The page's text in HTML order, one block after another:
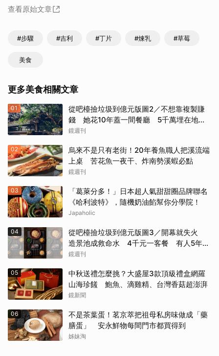
查看原始文章
#步驟 #吉利 #丁片 #煉乳 #草莓
美食
更多美食相關文章
01
從吧檯撿垃圾到億元版圖2／不想靠複製賺
錢 她花10年蓋一間餐廳 5千萬埋在地下
瀕臨破產
鏡週刊
02
烏來不是只有老街！20年養魚職人把溪流端
上桌 苦花魚一夜干、炸南勢溪蝦必點
鏡週刊
03
「葛萊分多！」日本超人氣甜甜圈品牌聯名
《哈利波特》，隨機奶油餡幫你分學院！
Japaholic
04
從吧檯撿垃圾到億元版圖3／開幕就失火
造景池成救命水 4千元一客餐 有人5年吃
了50次
鏡週刊
05
中秋送禮怎麼挑？大盛屋3款頂級禮盒網羅
山海珍饈 鮑魚、滴雞精、台灣香菇超澎湃
鏡新聞
06
不是茶葉蛋！茗京萃把祖母私房味做成「藥
膳蛋」 安永鮮物每間門市都買得到
姊妹淘